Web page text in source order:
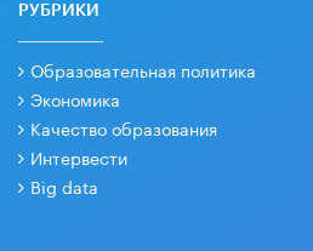
РУБРИКИ
Образовательная политика
Экономика
Качество образования
Интервести
Big data